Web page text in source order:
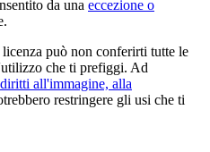
da una eccezione o
può non conferirti tutte le
che ti prefiggi. Ad
all'immagine, alla
restringere gli usi che ti